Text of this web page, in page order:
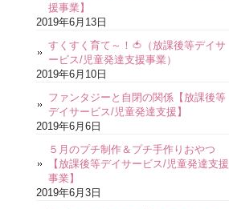
援事業】
2019年6月13日
すくすく育て～！🍅（放課後等デイサ
ービス/児童発達支援事業）
2019年6月10日
ファンタジーと自閉の関係【放課後等
デイサービス/児童発達支援】
2019年6月6日
５月のプチ制作＆プチ手作りおやつ
【放課後等デイサービス/児童発達支援
事業】
2019年6月3日